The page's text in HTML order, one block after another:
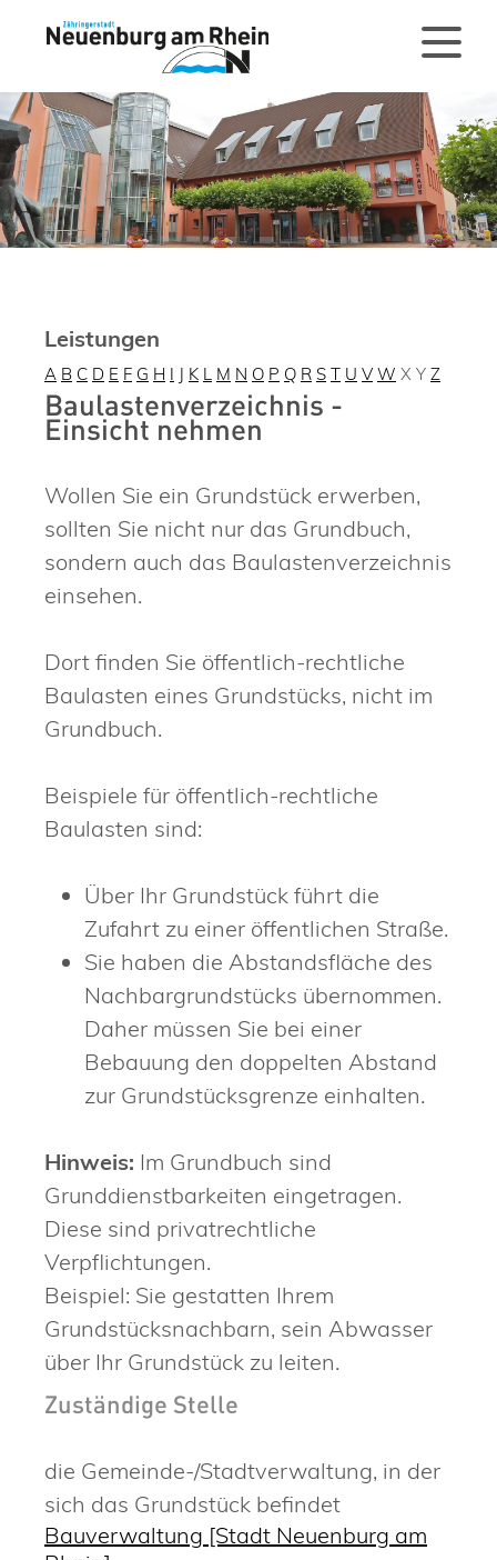
Leistungen
A B C D E F G H I J K L M N O P Q R S T U V W X Y Z
Baulastenverzeichnis -
Einsicht nehmen
Wollen Sie ein Grundstück erwerben,
sollten Sie nicht nur das Grundbuch,
sondern auch das Baulastenverzeichnis
einsehen.
Dort finden Sie öffentlich-rechtliche
Baulasten eines Grundstücks, nicht im
Grundbuch.
Beispiele für öffentlich-rechtliche
Baulasten sind:
Über Ihr Grundstück führt die
Zufahrt zu einer öffentlichen Straße.
Sie haben die Abstandsfläche des
Nachbargrundstücks übernommen.
Daher müssen Sie bei einer
Bebauung den doppelten Abstand
zur Grundstücksgrenze einhalten.
Hinweis: Im Grundbuch sind
Grunddienstbarkeiten eingetragen.
Diese sind privatrechtliche
Verpflichtungen.
Beispiel: Sie gestatten Ihrem
Grundstücksnachbarn, sein Abwasser
über Ihr Grundstück zu leiten.
Zuständige Stelle
die Gemeinde-/Stadtverwaltung, in der
sich das Grundstück befindet
Bauverwaltung [Stadt Neuenburg am